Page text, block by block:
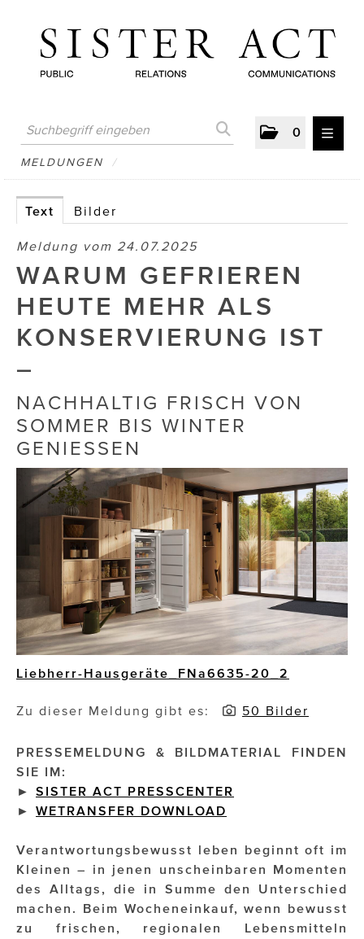
0
MELDUNGEN
AUSTRIAN PRESS DAY
ATELIER FĒ.
Brigitta Nemeth Art
Die Dudlerei
Dominic Marcus Singer
Dr. Albert Fuchs
Élan Flow
Foodsavers
FREIHERZ
FRISTADS
JOHANN STRAUSS – NEW DIMENSIONS
Magenta Telekom
Merz Aesthetics
MELDUNGEN /
Text Bilder
Meldung vom 24.07.2025
WARUM GEFRIEREN
HEUTE MEHR ALS
KONSERVIERUNG IST
–
NACHHALTIG FRISCH VON
SOMMER BIS WINTER
GENIESSEN
Liebherr-Hausgeräte_FNa6635-20_2
Zu dieser Meldung gibt es: 50 Bilder
PRESSEMELDUNG & BILDMATERIAL FINDEN
SIE IM:
► SISTER ACT PRESSCENTER
► WETRANSFER DOWNLOAD
Verantwortungsbewusst leben beginnt oft im
Kleinen – in jenen unscheinbaren Momenten
des Alltags, die in Summe den Unterschied
machen. Beim Wocheneinkauf, wenn bewusst
zu frischen, regionalen Lebensmitteln